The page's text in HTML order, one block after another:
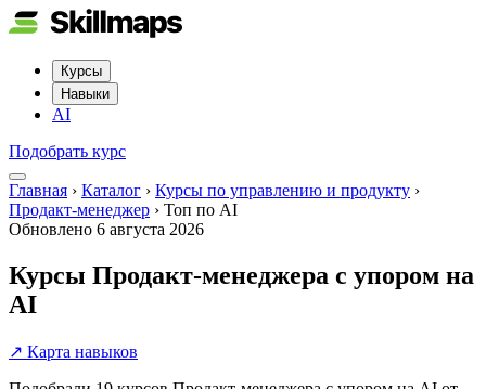
Курсы
Навыки
AI
Подобрать курс
Главная › Каталог › Курсы по управлению и продукту ›
Продакт-менеджер › Топ по AI
Обновлено 6 августа 2026
Курсы Продакт-менеджера с упором на
AI
↗ Карта навыков